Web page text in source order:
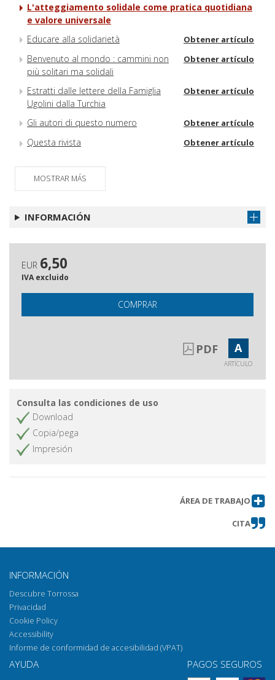
L'atteggiamento solidale come pratica quotidiana
e valore universale
Educare alla solidarietà
Obtener artículo
Benvenuto al mondo : cammini non
più solitari ma solidali
Obtener artículo
Estratti dalle lettere della Famiglia
Ugolini dalla Turchia
Obtener artículo
Gli autori di questo numero Obtener artículo
Questa rivista Obtener artículo
MOSTRAR MÁS
INFORMACIÓN
EUR 6,50
IVA excluido
COMPRAR
PDF A
ARTÍCULO
Consulta las condiciones de uso
Download
Copia/pega
Impresión
ÁREA DE TRABAJO
CITA
INFORMACIÓN
Descubre Torrossa
Privacidad
Cookie Policy
Accessibility
Informe de conformidad de accesibilidad (VPAT)
AYUDA PAGOS SEGUROS